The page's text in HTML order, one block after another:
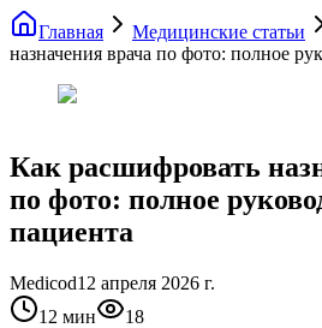
Главная Медицинские статьи
назначения врача по фото: полное
Как расшифровать
по фото: полное
пациента
Medicod12 апреля 2026 г.
12 мин 18